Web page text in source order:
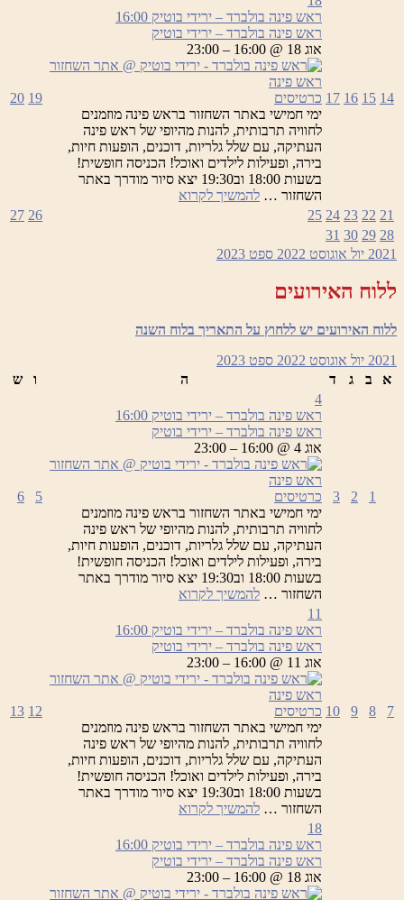
בולברד
–
ירידי
בוטיק
14
15
16
17
ראש פינה בולברד – ירידי בוטיק 16:00
ראש פינה בולברד – ירידי בוטיק
אוג 18 @ 16:00 – 23:00
כרטיסים
ימי חמישי באתר השחזור בראש פינה מוזמנים
לחוויה תרבותית, להנות מהיופי של ראש פינה
העתיקה, עם שלל גלריות, דוכנים, הופעות חיות,
בירה, ופעילות לילדים ואוכל! הכניסה חופשית!
בשעות 18:00 וב19:30 יצא סיור מודרך באתר
השחזור … להמשיך לקרוא
19
20
21
22
23
24
25
26
27
28
29
30
31
2021 יול אוגוסט 2022 ספט 2023
ללוח האירועים
ללוח האירועים יש ללחוץ על התאריך בלוח השנה
2021 יול אוגוסט 2022 ספט 2023
א
ב ג ד ה ו ש
1
2
3
4
ראש פינה בולברד – ירידי בוטיק 16:00
ראש פינה בולברד – ירידי בוטיק
אוג 4 @ 16:00 – 23:00
כרטיסים
ימי חמישי באתר השחזור בראש פינה מוזמנים
לחוויה תרבותית, להנות מהיופי של ראש פינה
העתיקה, עם שלל גלריות, דוכנים, הופעות חיות,
בירה, ופעילות לילדים ואוכל! הכניסה חופשית!
בשעות 18:00 וב19:30 יצא סיור מודרך באתר
השחזור … להמשיך לקרוא
בולברד
–
ירידי
בוטיק
5
6
7
8
9
10
11
ראש פינה בולברד – ירידי בוטיק 16:00
ראש פינה בולברד – ירידי בוטיק
אוג 11 @ 16:00 – 23:00
כרטיסים
ימי חמישי באתר השחזור בראש פינה מוזמנים
לחוויה תרבותית, להנות מהיופי של ראש פינה
העתיקה, עם שלל גלריות, דוכנים, הופעות חיות,
בירה, ופעילות לילדים ואוכל! הכניסה חופשית!
בשעות 18:00 וב19:30 יצא סיור מודרך באתר
השחזור … להמשיך לקרוא
בולברד
–
ירידי
בוטיק
12
13
18
ראש פינה בולברד – ירידי בוטיק 16:00
ראש פינה בולברד – ירידי בוטיק
אוג 18 @ 16:00 – 23:00